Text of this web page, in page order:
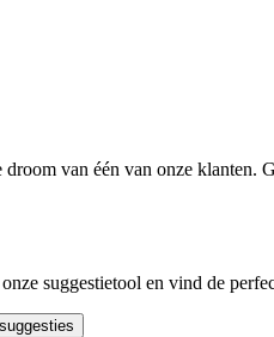
van één van onze
suggestietool en vind de